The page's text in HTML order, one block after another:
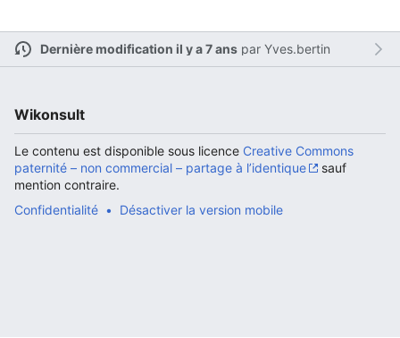
Lire
Dernière modification il y a 7 anspar Yves.bertin
Wikonsult
Le contenu est disponible sous licence Creative Commons
paternité – non commercial – partage à l’identique
sauf
mention contraire.
Confidentialité
Désactiver la version mobile